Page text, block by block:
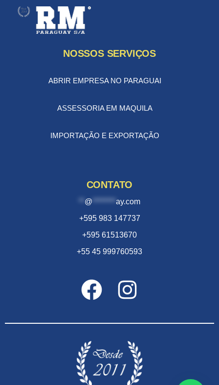
NOSSOS SERVIÇOS
ABRIR EMPRESA NO PARAGUAI
ASSESSORIA EM MAQUILA
IMPORTAÇÃO E EXPORTAÇÃO
CONTATO
@ ******** ay.com
+595 983 147737
+595 61513670
+55 45 999760593